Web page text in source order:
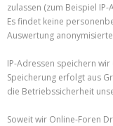
zulassen (zum Beispiel
Es findet keine
Auswertung
IP-Adressen speichern
Speicherung erfolgt aus
die Betriebssicherheit
Soweit wir Online-Foren